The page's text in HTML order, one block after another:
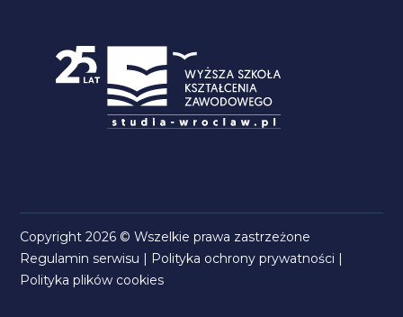
Copyright 2026 © Wszelkie prawa zastrzeżone
Regulamin serwisu | Polityka ochrony prywatności |
Polityka plików cookies